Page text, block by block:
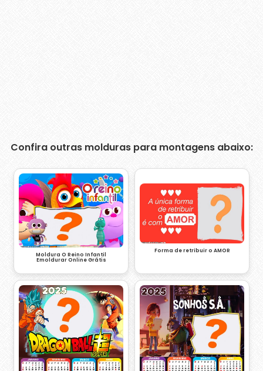
Confira outras molduras para montagens abaixo:
Moldura O Reino Infantil
Emoldurar Online Grátis
Forma de retribuir o AMOR